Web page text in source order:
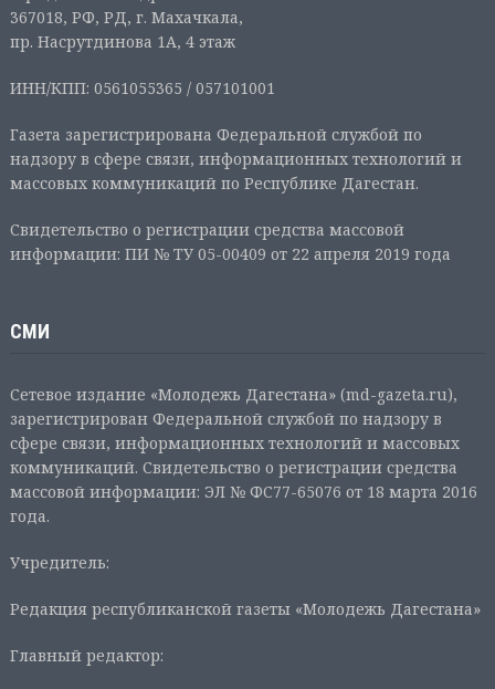
367018, РФ, РД, г. Махачкала,
пр. Насрутдинова 1А, 4 этаж
ИНН/КПП: 0561055365 / 057101001
Газета зарегистрирована Федеральной службой по
надзору в сфере связи, информационных технологий и
массовых коммуникаций по Республике Дагестан.
Свидетельство о регистрации средства массовой
информации: ПИ № ТУ 05-00409 от 22 апреля 2019 года
СМИ
Сетевое издание «Молодежь Дагестана» (md-gazeta.ru),
зарегистрирован Федеральной службой по надзору в
сфере связи, информационных технологий и массовых
коммуникаций. Свидетельство о регистрации средства
массовой информации: ЭЛ № ФС77-65076 от 18 марта 2016
года.
Учредитель:
Редакция республиканской газеты «Молодежь Дагестана»
Главный редактор: